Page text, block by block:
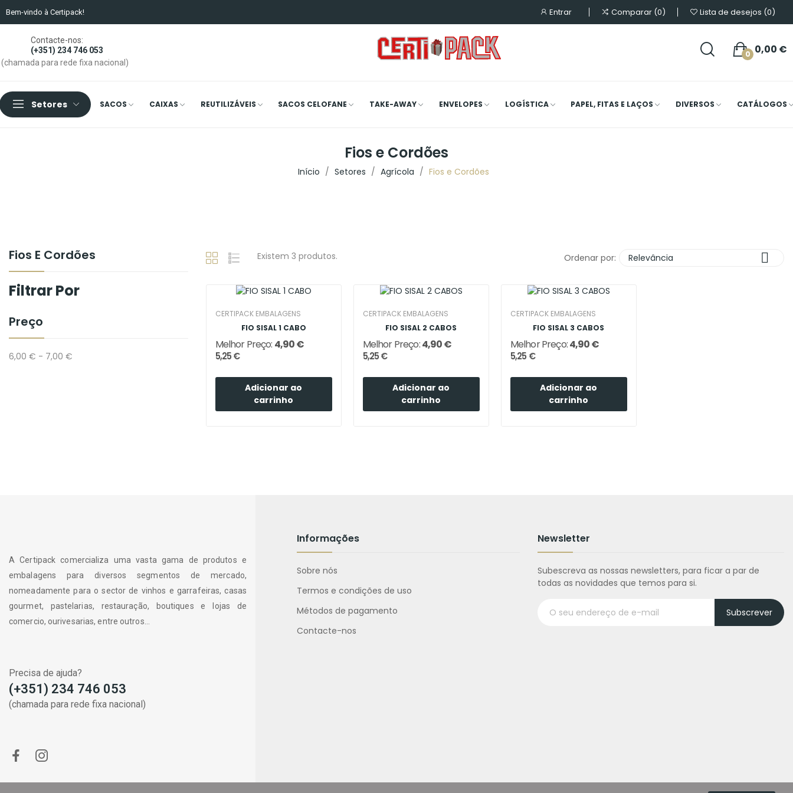
Bem-vindo à Certipack! Entrar Comparar 0 Lista de desejos 0
Contacte-nos:
(+351) 234 746 053
(chamada para rede fixa nacional)
0,00 €
0
Setores SACOS CAIXAS REUTILIZÁVEIS SACOS CELOFANE TAKE-AWAY ENVELOPES LOGÍSTICA PAPEL, FITAS E LAÇOS DIVERSOS CATÁLOGOS
Fios e Cordões
Início Setores Agrícola Fios e Cordões
Fios E Cordões
Filtrar Por
Preço
6,00 € - 7,00 €
Existem 3 produtos. Ordenar por: Relevância 
CERTIPACK EMBALAGENS
FIO SISAL 1 CABO
Melhor Preço: 4,90 €
5,25 €
Adicionar ao
carrinho
CERTIPACK EMBALAGENS
FIO SISAL 2 CABOS
Melhor Preço:4,90 €
5,25 €
Adicionar ao
carrinho
CERTIPACK EMBALAGENS
FIO SISAL 3 CABOS
Melhor Preço:4,90 €
5,25 €
Adicionar ao
carrinho
A Certipack comercializa uma vasta gama de produtos e
embalagens para diversos segmentos de mercado,
nomeadamente para o sector de vinhos e garrafeiras, casas
gourmet, pastelarias, restauração, boutiques e lojas de
comercio, ourivesarias, entre outros...
Precisa de ajuda?
(+351) 234 746 053
(chamada para rede fixa nacional)
Informações
Sobre nós
Termos e condições de uso
Métodos de pagamento
Contacte-nos
Newsletter
Subescreva as nossas newsletters, para ficar a par de
todas as novidades que temos para si.
Subscrever